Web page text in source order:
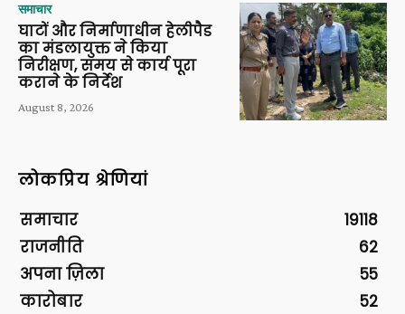
समाचार
घाटों और निर्माणाधीन हेलीपैड
का मंडलायुक्त ने किया
निरीक्षण, समय से कार्य पूरा
कराने के निर्देश
August 8, 2026
लोकप्रिय श्रेणियां
समाचार
19118
राजनीति
62
अपना ज़िला
55
कारोबार
52